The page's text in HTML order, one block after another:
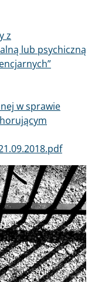
z
lub psychiczną
w sprawie
Dalej